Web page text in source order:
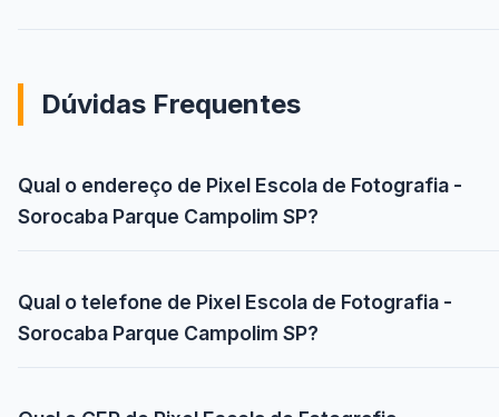
Dúvidas Frequentes
Qual o endereço de Pixel Escola de Fotografia -
Sorocaba Parque Campolim SP?
Qual o telefone de Pixel Escola de Fotografia -
Sorocaba Parque Campolim SP?